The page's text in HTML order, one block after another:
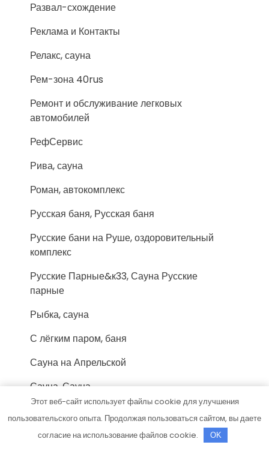
Развал-схождение
Реклама и Контакты
Релакс, сауна
Рем-зона 40rus
Ремонт и обслуживание легковых
автомобилей
РефСервис
Рива, сауна
Роман, автокомплекс
Русская баня, Русская баня
Русские бани на Руше, оздоровительный
комплекс
Русские Парные&к33, Сауна Русские
парные
Рыбка, сауна
С лёгким паром, баня
Сауна на Апрельской
Сауна, Сауна
Сауна, Сауна
Этот веб-сайт использует файлы cookie для улучшения
пользовательского опыта. Продолжая пользоваться сайтом, вы даете
согласие на использование файлов cookie.
OK